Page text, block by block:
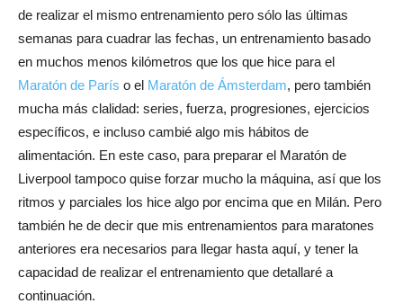
de realizar el mismo entrenamiento pero sólo las últimas
semanas para cuadrar las fechas, un entrenamiento basado
en muchos menos kilómetros que los que hice para el
Maratón de París o el Maratón de Ámsterdam, pero también
mucha más clalidad: series, fuerza, progresiones, ejercicios
específicos, e incluso cambié algo mis hábitos de
alimentación. En este caso, para preparar el Maratón de
Liverpool tampoco quise forzar mucho la máquina, así que los
ritmos y parciales los hice algo por encima que en Milán. Pero
también he de decir que mis entrenamientos para maratones
anteriores era necesarios para llegar hasta aquí, y tener la
capacidad de realizar el entrenamiento que detallaré a
continuación.